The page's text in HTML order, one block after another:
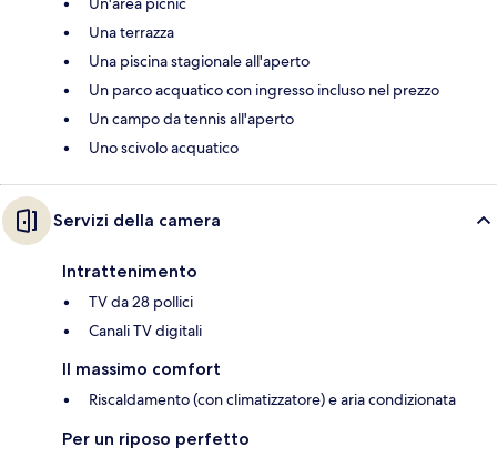
Una terrazza
Una piscina stagionale all'aperto
Un parco acquatico con ingresso incluso nel prezzo
Un campo da tennis all'aperto
Uno scivolo acquatico
Servizi della camera
Intrattenimento
TV da 28 pollici
Canali TV digitali
Il massimo comfort
Riscaldamento (con climatizzatore) e aria condizionata
Per un riposo perfetto